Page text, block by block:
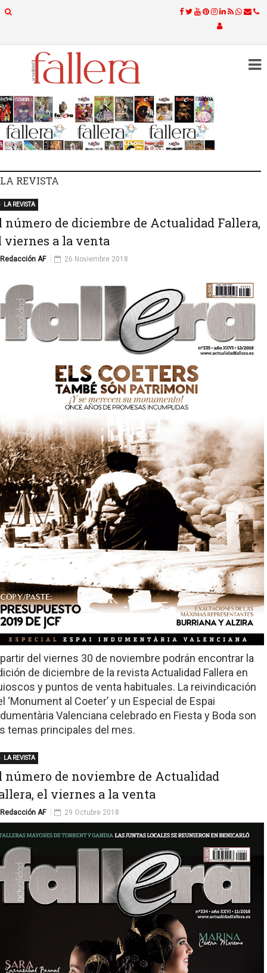
LA REVISTA
número de diciembre de Actualidad Fallera,
viernes a la venta
Redacción AF
LA REVISTA
26 Noviembre 2018
del viernes 30 de noviembre podrán encontrar la
de diciembre de la revista Actualidad Fallera en
y puntos de venta habituales. La reivindicación
‘Monument al Coeter’ y un Especial de Espai
Valenciana celebrado en Fiesta y Boda son
temas principales del mes.
número de noviembre de Actualidad
el viernes a la venta
Redacción AF
LA REVISTA
29 Octubre 2018